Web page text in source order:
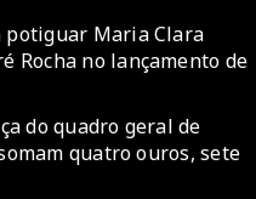
potiguar Maria Clara
Rocha no lançamento de
do quadro geral de
quatro ouros, sete